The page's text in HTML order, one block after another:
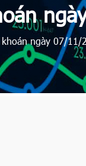
ngày 07/11/